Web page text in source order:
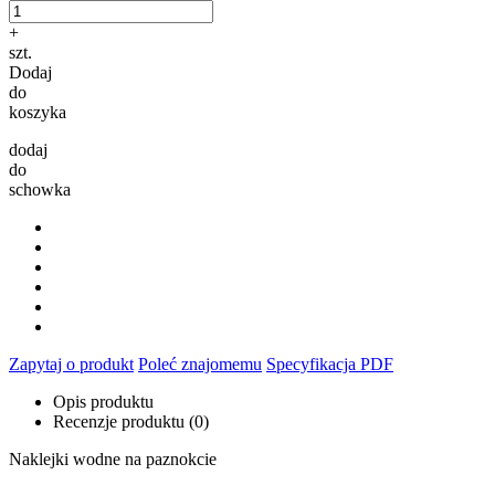
+
szt.
Dodaj
do
koszyka
dodaj
do
schowka
Zapytaj o produkt Poleć znajomemu Specyfikacja PDF
Opis produktu
Recenzje produktu (0)
Naklejki wodne na paznokcie